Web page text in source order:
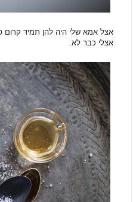
אצל אמא שלי היה להן תמיד קרום
אצלי כבר לא.